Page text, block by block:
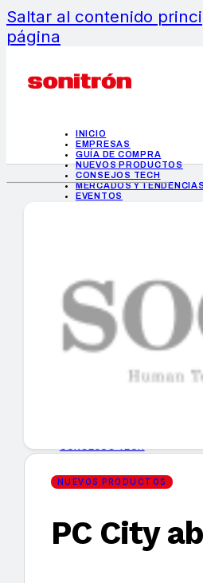
Saltar al contenido
página
INICIO
EMPRESAS
GUÍA DE COMPRA
NUEVOS PRODUCTOS
CONSEJOS TECH
MERCADOS Y TENDENCIAS
EVENTOS
INICIO
EMPRESAS
GUÍA DE COMPRA
MERCADOS Y TENDENCIAS
NUEVOS PRODUCTOS
PC City